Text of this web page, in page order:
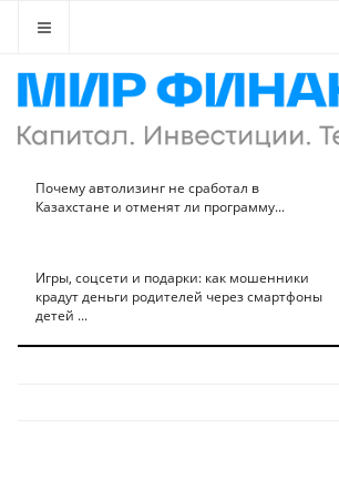
Почему автолизинг не сработал в
Казахстане и отменят ли программу...
Игры, соцсети и подарки: как мошенники
крадут деньги родителей через смартфоны
детей ...